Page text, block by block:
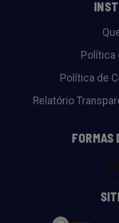
Política
Política de
Relatório
FORMAS